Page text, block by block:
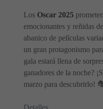
Los Oscar 2025
emocionantes y reñidas
abanico de películas
un gran protagonismo
gala estará llena de
ganadores de la noche?
marzo para descubrirlo!
Detalles